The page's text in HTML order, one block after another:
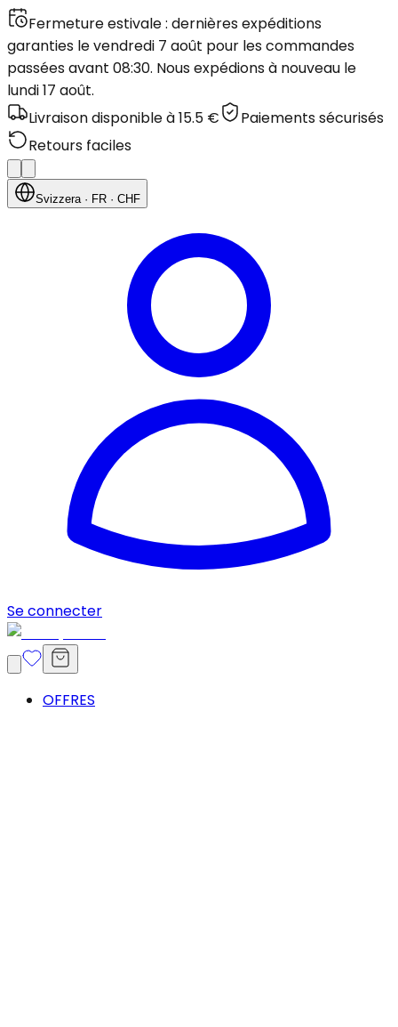
Fermeture estivale : dernières expéditions
garanties le vendredi 7 août pour les commandes
passées avant 08:30. Nous expédions à nouveau le
lundi 17 août.
Livraison disponible à 15.5 €
Paiements sécurisés
Retours faciles
Svizzera· FR · CHF
Se connecter
OFFRES